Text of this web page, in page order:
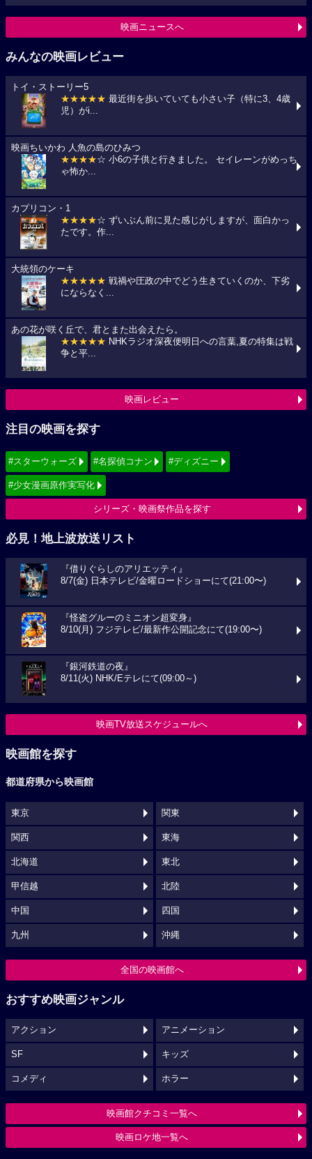
映画ニュースへ
みんなの映画レビュー
トイ・ストーリー5
★★★★★ 最近街を歩いていても小さい子（特に3、4歳
児）がi...
映画ちいかわ 人魚の島のひみつ
★★★★☆ 小6の子供と行きました。 セイレーンがめっち
ゃ怖か...
カプリコン・1
★★★★☆ ずいぶん前に見た感じがしますが、面白かっ
たです。作...
大統領のケーキ
★★★★★ 戦禍や圧政の中でどう生きていくのか、下劣
にならなく...
あの花が咲く丘で、君とまた出会えたら。
★★★★★ NHKラジオ深夜便明日への言葉,夏の特集は戦
争と平...
映画レビュー
注目の映画を探す
#スターウォーズ #名探偵コナン #ディズニー
#少女漫画原作実写化
シリーズ・映画祭作品を探す
必見！地上波放送リスト
『借りぐらしのアリエッティ』
8/7(金) 日本テレビ/金曜ロードショーにて(21:00〜)
『怪盗グルーのミニオン超変身』
8/10(月) フジテレビ/最新作公開記念にて(19:00〜)
『銀河鉄道の夜』
8/11(火) NHK/Eテレにて(09:00～)
映画TV放送スケジュールへ
映画館を探す
都道府県から映画館
東京 関東
関西 東海
北海道 東北
甲信越 北陸
中国 四国
九州 沖縄
全国の映画館へ
おすすめ映画ジャンル
アクション アニメーション
SF キッズ
コメディ ホラー
映画館クチコミ一覧へ
映画ロケ地一覧へ